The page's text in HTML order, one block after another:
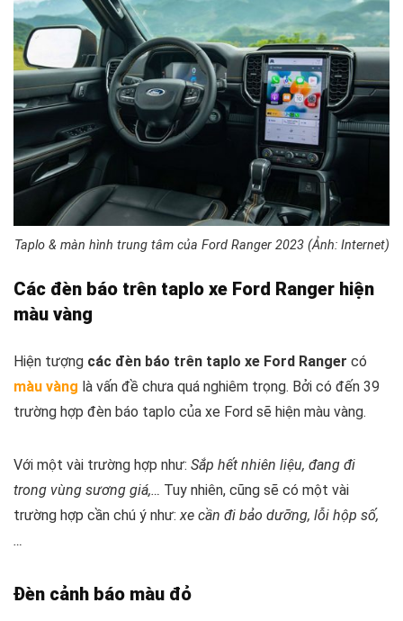
Taplo & màn hình trung tâm của Ford Ranger 2023 (Ảnh: Internet)
Các đèn báo trên taplo xe Ford Ranger hiện
màu vàng
Hiện tượng các đèn báo trên taplo xe Ford Ranger có
màu vàng là vấn đề chưa quá nghiêm trọng. Bởi có đến 39
trường hợp đèn báo taplo của xe Ford sẽ hiện màu vàng.
Với một vài trường hợp như: Sắp hết nhiên liệu, đang đi
trong vùng sương giá,… Tuy nhiên, cũng sẽ có một vài
trường hợp cần chú ý như:xe cần đi bảo dưỡng, lỗi hộp số,
…
Đèn cảnh báo màu đỏ